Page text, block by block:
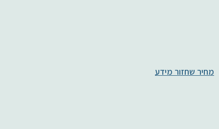
מחיר שחזור מידע